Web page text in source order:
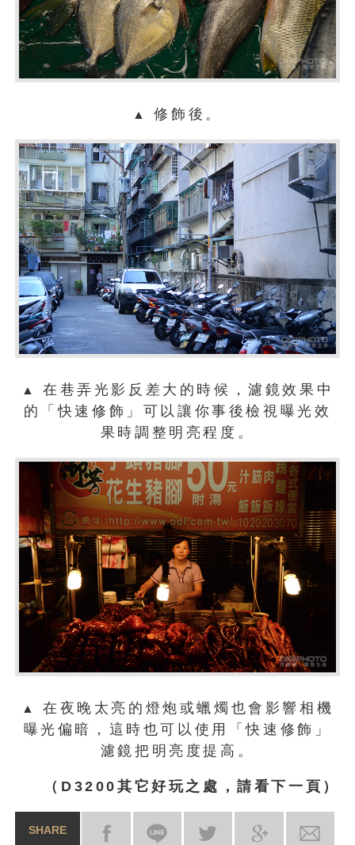
▲修飾後。
▲ 在巷弄光影反差大的時候，濾鏡效果中
的「快速修飾」可以讓你事後檢視曝光效
果時調整明亮程度。
▲ 在夜晚太亮的燈炮或蠟燭也會影響相機
曝光偏暗，這時也可以使用「快速修飾」
濾鏡把明亮度提高。
（D3200其它好玩之處，請看下一頁）
SHARE